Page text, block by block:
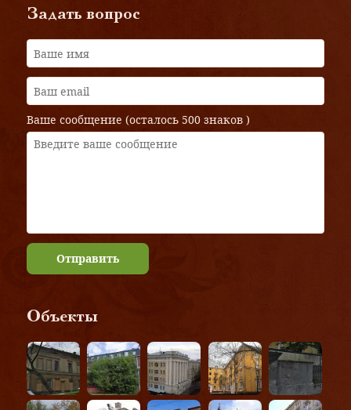
Задать вопрос
Ваше сообщение (осталось 500 знаков )
Отправить
Объекты